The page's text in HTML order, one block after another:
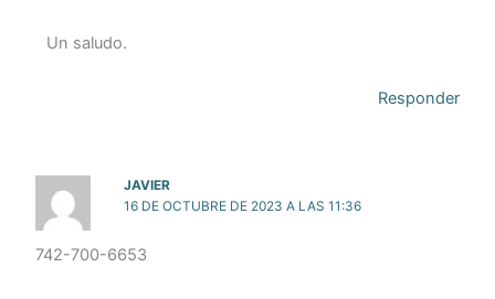
Un saludo.
Responder
JAVIER
16 DE OCTUBRE DE 2023 A LAS 11:36
742-700-6653